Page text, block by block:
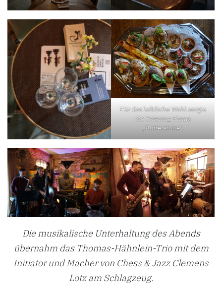
Für das leibliche Wohl sorgte
die Catering-Firma
„Butterstulle“.
Die musikalische Unterhaltung des Abends
übernahm das Thomas-Hähnlein-Trio mit dem
Initiator und Macher von Chess & Jazz Clemens
Lotz am Schlagzeug.